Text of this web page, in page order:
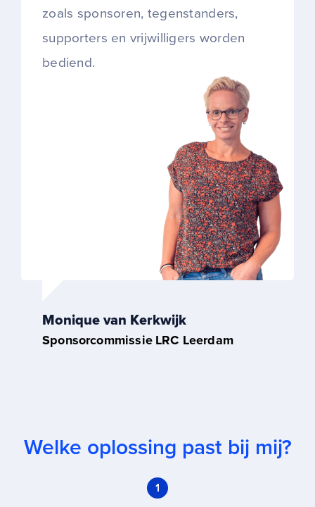
zoals sponsoren, tegenstanders,
supporters en vrijwilligers worden
bediend.
Monique van Kerkwijk
Sponsorcommissie LRC Leerdam
Welke oplossing past bij mij?
1